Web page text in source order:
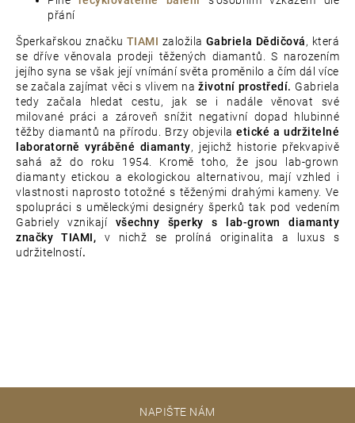
přání
Šperkařskou značku TIAMI založila Gabriela Dědičová, která
se dříve věnovala prodeji těžených diamantů. S narozením
jejího syna se však její vnímání světa proměnilo a čím dál více
se začala zajímat věci s vlivem naživotní prostředí. Gabriela
tedy začala hledat cestu, jak se i nadále věnovat své
milované práci a zároveň snížit negativní dopad hlubinné
těžby diamantů na přírodu. Brzy objevilaetické a udržitelné
laboratorně vyráběné diamanty, jejichž historie překvapivě
sahá až do roku 1954. Kromě toho, že jsou lab-grown
diamanty etickou a ekologickou alternativou, mají vzhled i
vlastnosti naprosto totožné s těženými drahými kameny. Ve
spolupráci s uměleckými designéry šperků tak pod vedením
Gabriely vznikají všechny šperky s lab-grown diamanty
značky TIAMI, v nichž se prolíná originalita a luxus s
udržitelností.
NAPIŠTE NÁM